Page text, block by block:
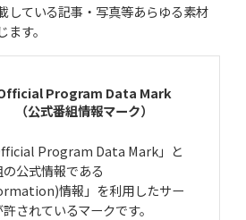
している記事・写真等あらゆる素材
す。
Program Data Mark
（公式番組情報マーク）
Program Data Mark」と
公式情報である
情報」を利用したサー
されているマークです。